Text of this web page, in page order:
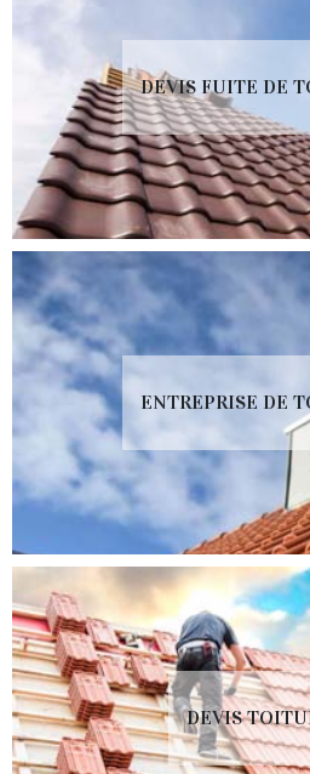
DEVIS FUITE DE
ENTREPRISE DE
DEVIS